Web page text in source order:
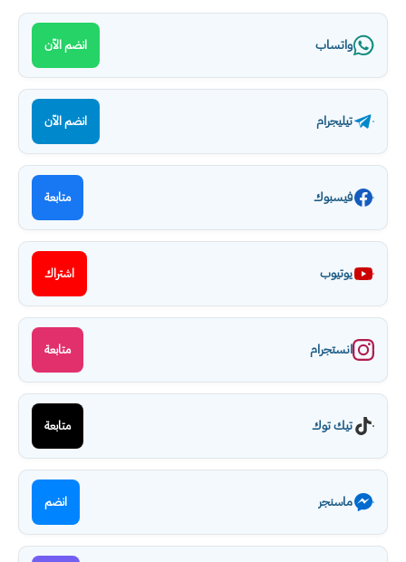
واتساب انضم الآن
تيليجرام انضم الآن
فيسبوك متابعة
يوتيوب اشتراك
انستجرام متابعة
تيك توك متابعة
ماسنجر انضم